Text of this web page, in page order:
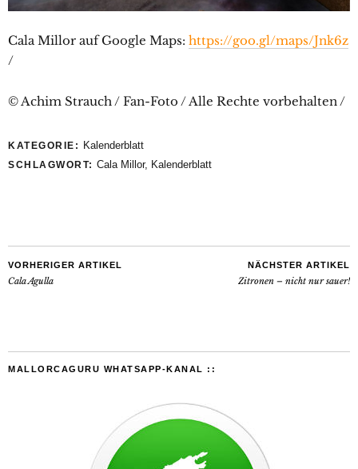
Cala Millor auf Google Maps: https://goo.gl/maps/Jnk6z
/
© Achim Strauch / Fan-Foto / Alle Rechte vorbehalten /
KATEGORIE: Kalenderblatt
SCHLAGWORT: Cala Millor, Kalenderblatt
VORHERIGER ARTIKEL
Cala Agulla
NÄCHSTER ARTIKEL
Zitronen – nicht nur sauer!
MALLORCAGURU WHATSAPP-KANAL ::